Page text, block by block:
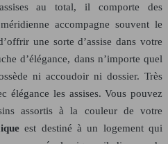
au total, il comporte des
accompagne souvent le
une sorte d’assise dans votre
d’élégance, dans n’importe quel
ni accoudoir ni dossier. Très
élégance les assises. Vous pouvez
assortis à la couleur de votre
est destiné à un logement qui